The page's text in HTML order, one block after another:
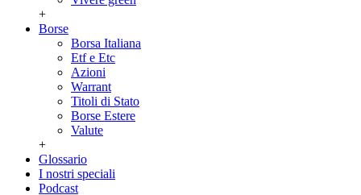
+
Borse
Borsa Italiana
Etf e Etc
Azioni
Warrant
Titoli di Stato
Borse Estere
Valute
+
Glossario
I nostri speciali
Podcast